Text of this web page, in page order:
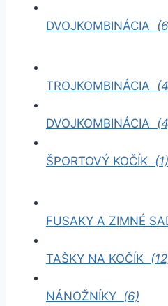
DVOJKOMBINÁCIA
TROJKOMBINÁCIA
DVOJKOMBINÁCIA
ŠPORTOVÝ KOČÍK (1)
FUSAKY A ZIMNÉ
TAŠKY NA KOČÍK
NÁNOŽNÍKY (6)